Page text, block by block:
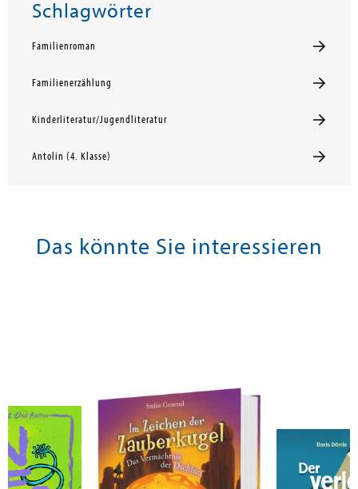
Schlagwörter
Familienroman
Familienerzählung
Kinderliteratur/Jugendliteratur
Antolin (4. Klasse)
Das könnte Sie interessieren